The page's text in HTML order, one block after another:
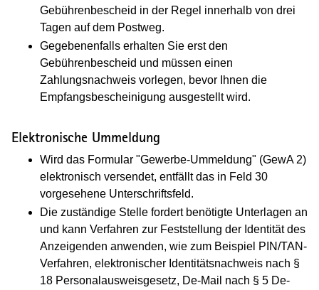
Gebührenbescheid in der Regel innerhalb von drei
Tagen auf dem Postweg.
Gegebenenfalls erhalten Sie erst den
Gebührenbescheid und müssen einen
Zahlungsnachweis vorlegen, bevor Ihnen die
Empfangsbescheinigung ausgestellt wird.
Elektronische Ummeldung
Wird das Formular "Gewerbe-Ummeldung" (GewA 2)
elektronisch versendet, entfällt das in Feld 30
vorgesehene Unterschriftsfeld.
Die zuständige Stelle fordert benötigte Unterlagen an
und kann Verfahren zur Feststellung der Identität des
Anzeigenden anwenden, wie zum Beispiel PIN/TAN-
Verfahren, elektronischer Identitätsnachweis nach §
18 Personalausweisgesetz, De-Mail nach § 5 De-